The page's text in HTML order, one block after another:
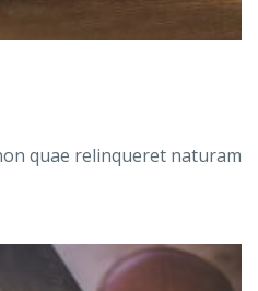
quae relinqueret naturam